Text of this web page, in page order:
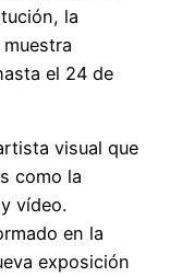
la
el 24 de
visual que
como la
vídeo.
en la
exposición